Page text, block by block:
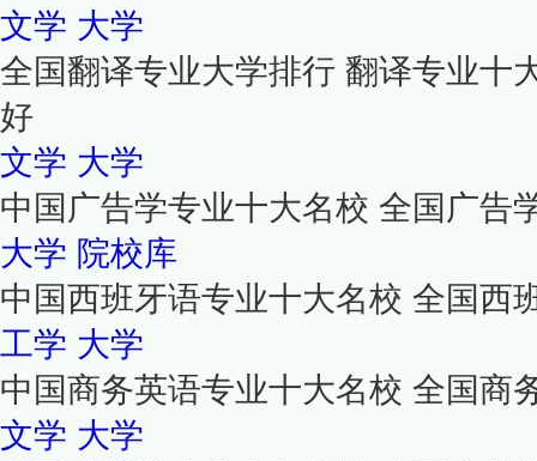
文学 大学
全国翻译专业大学排行 翻译专业十
好
文学 大学
中国广告学专业十大名校 全国广告
大学 院校库
中国西班牙语专业十大名校 全国西
工学 大学
中国商务英语专业十大名校 全国商
文学 大学